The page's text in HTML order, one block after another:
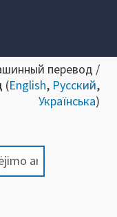
перевод /
(English, Русский,
Українська)